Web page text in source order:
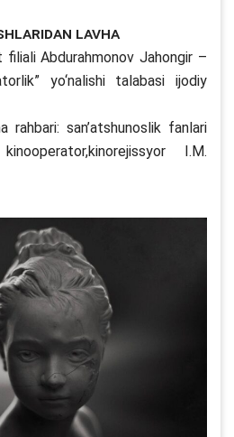
lavha
filiali Abdurahmonov Jahongir –
yo‘nalishi talabasi ijodiy
rahbari: san’atshunoslik fanlari
I.M.